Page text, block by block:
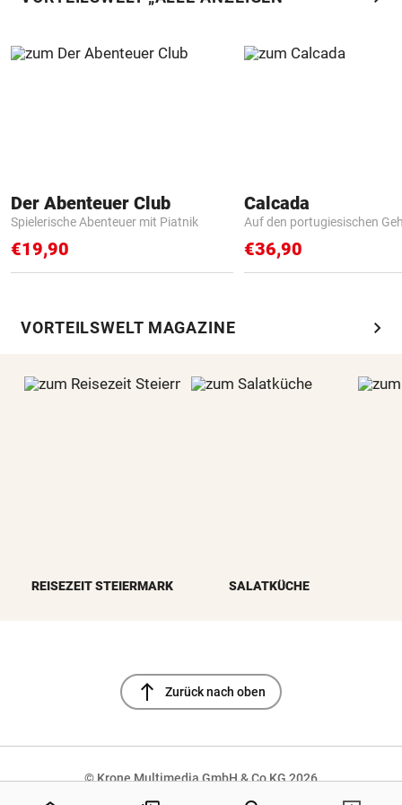
Der Abenteuer Club
Spielerische Abenteuer mit Piatnik
€19,90
Calcada
Auf den portugiesischen
€36,90
VORTEILSWELT MAGAZINE chevron_right
REISEZEIT STEIERMARK SALATKÜCHE
north Zurück nach oben
© Krone Multimedia GmbH & Co KG 2026
Muthgasse 2, 1190 Wien
NaN%